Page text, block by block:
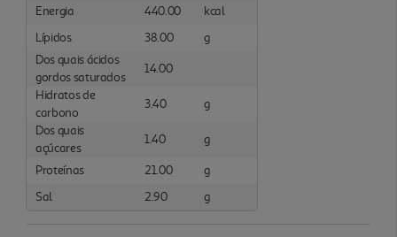
Energia
440.00
kcal
Lípidos
38.00
g
Dos quais ácidos
gordos saturados
14.00
Hidratos de
carbono
3.40
g
Dos quais
açúcares
1.40 g
Proteínas 21.00
g
Sal
2.90 g